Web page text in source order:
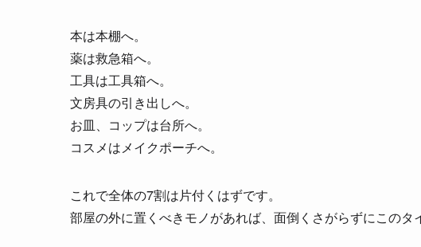
本は本棚へ。
薬は救急箱へ。
工具は工具箱へ。
文房具の引き出しへ。
お皿、コップは台所へ。
コスメはメイクポーチへ。
これで全体の7割は片付くはずです。
部屋の外に置くべきモノがあれば、面倒くさがらずにこのタ